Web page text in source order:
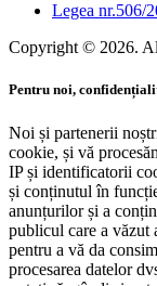
Legea nr.506/
Copyright © 2026.
Pentru noi,
Noi și partenerii
cookie, și vă
IP și identificatorii
și conținutul în
anunțurilor și a
publicul care a văzut
pentru a vă da
procesarea datelor